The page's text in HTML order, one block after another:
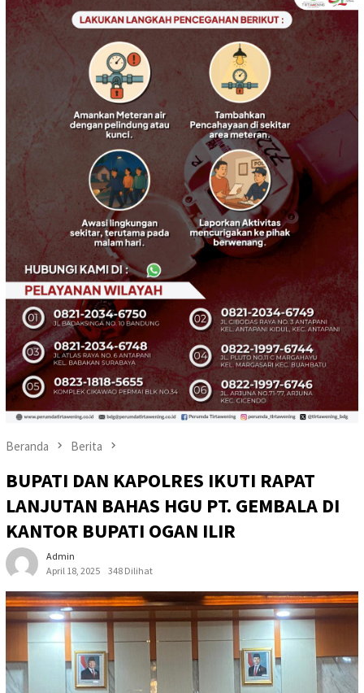
Beranda Berita
BUPATI DAN KAPOLRES IKUTI RAPAT
LANJUTAN BAHAS HGU PT. GEMBALA DI
KANTOR BUPATI OGAN ILIR
Admin
April 18, 2025
348 Dilihat